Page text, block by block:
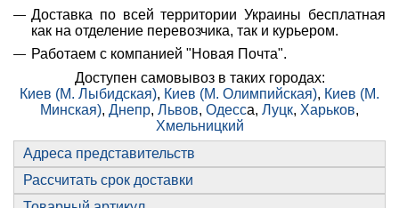
Доставка по всей территории Украины бесплатная
как на отделение перевозчика, так и курьером.
Работаем с компанией "Новая Почта".
Доступен самовывоз в таких городах:
Киев (М. Лыбидская), Киев (М. Олимпийская), Киев (М.
Минская), Днепр, Львов, Одесса, Луцк, Харьков,
Хмельницкий
Адреса представительств
Рассчитать срок доставки